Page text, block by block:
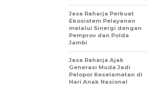
Jasa Raharja Perkuat
Ekosistem Pelayanan
melalui Sinergi dengan
Pemprov dan Polda
Jambi
Jasa Raharja Ajak
Generasi Muda Jadi
Pelopor Keselamatan di
Hari Anak Nasional